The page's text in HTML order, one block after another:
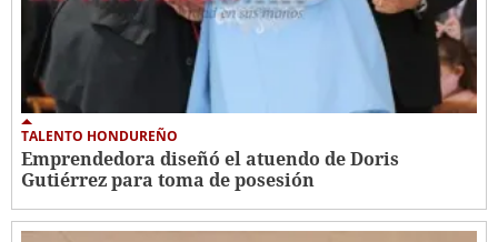
TALENTO HONDUREÑO
Emprendedora diseñó el atuendo de Doris
Gutiérrez para toma de posesión